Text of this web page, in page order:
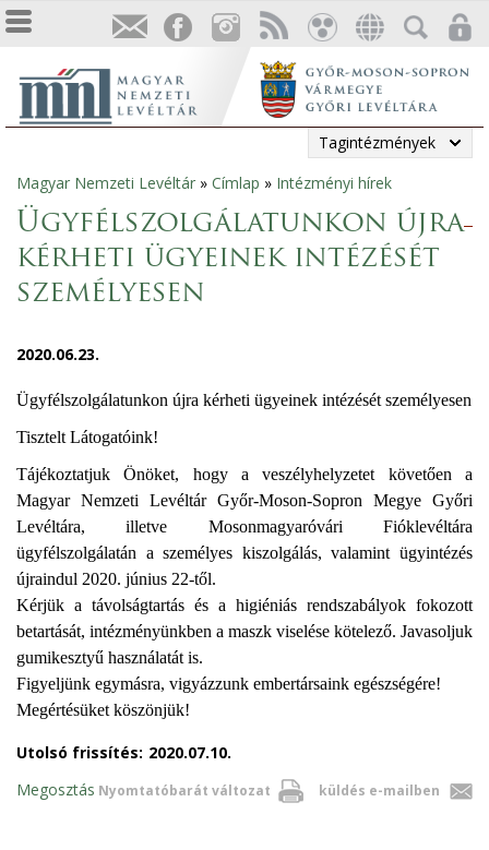
Tagintézmények
Jelenlegi
hely
Magyar Nemzeti Levéltár » Címlap » Intézményi hírek
Ügyfélszolgálatunkon újra
kérheti ügyeinek intézését
személyesen
2020.06.23.
Ügyfélszolgálatunkon újra kérheti ügyeinek intézését személyesen
Tisztelt Látogatóink!
Tájékoztatjuk Önöket, hogy a veszélyhelyzetet követően a
Magyar Nemzeti Levéltár Győr-Moson-Sopron Megye Győri
Levéltára, illetve Mosonmagyaróvári Fióklevéltára
ügyfélszolgálatán a személyes kiszolgálás, valamint ügyintézés
újraindul 2020. június 22-től.
Kérjük a távolságtartás és a higiéniás rendszabályok fokozott
betartását, intézményünkben a maszk viselése kötelező. Javasoljuk
gumikesztyű használatát is.
Figyeljünk egymásra, vigyázzunk embertársaink egészségére!
Megértésüket köszönjük!
Utolsó frissítés: 2020.07.10.
Nyomtatóbarát változat küldés e-mailben
Megosztás